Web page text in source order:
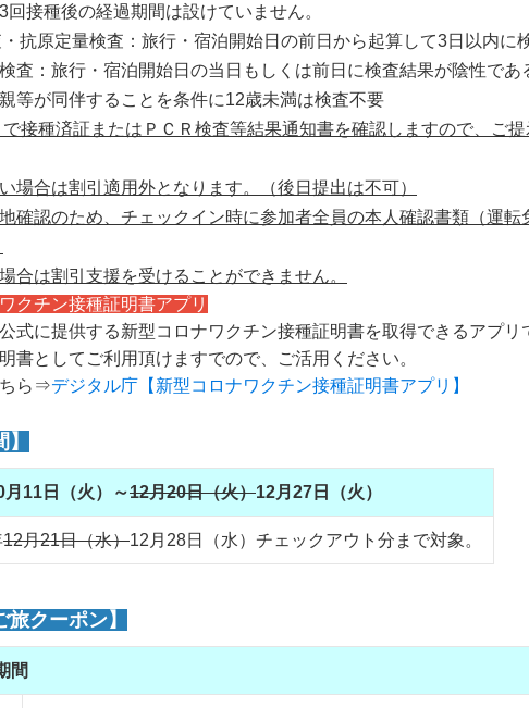
接種後の経過期間は設けていません。
抗原定量検査：旅行・宿泊開始日の前日から起算して3日以内に
査：旅行・宿泊開始日の当日もしくは前日に検査結果が陰性であ
等が同伴することを条件に12歳未満は検査不要
接種済証またはＰＣＲ検査等結果通知書を確認しますので、ご
場合は割引適用外となります。（後日提出は不可）
確認のため、チェックイン時に参加者全員の本人確認書類（運
合は割引支援を受けることができません。
クチン接種証明書アプリ
式に提供する新型コロナワクチン接種証明書を取得できるアプリ
書としてご利用頂けますでので、ご活用ください。
ら⇒デジタル庁【新型コロナワクチン接種証明書アプリ】
11日（火）～12月20日（火）12月27日（火）
12月21日（水）12月28日（水）チェックアウト分まで対象。
旅クーポン】
間